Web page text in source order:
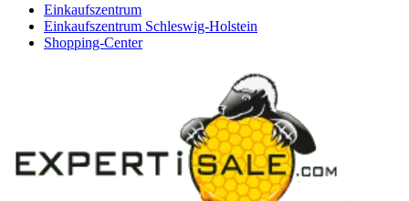
Einkaufszentrum
Einkaufszentrum Schleswig-Holstein
Shopping-Center